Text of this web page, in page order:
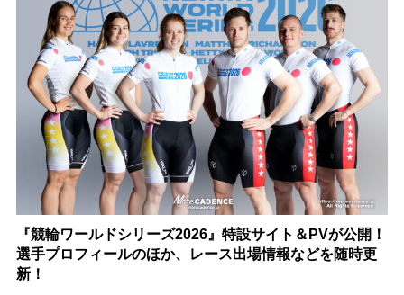
『競輪ワールドシリーズ2026』特設サイト＆PVが公開！
選手プロフィールのほか、レース出場情報などを随時更
新！